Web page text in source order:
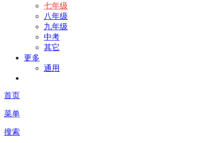
七年级
八年级
九年级
中考
其它
更多
通用
首页
菜单
搜索